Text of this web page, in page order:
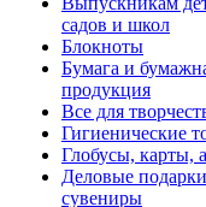
садов и школ
Блокноты
Бумага и
продукция
Все для
Гигиенические
Глобусы, карты,
Деловые
сувениры